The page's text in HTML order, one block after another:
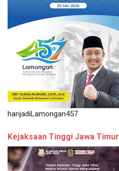
harijadiLamongan457
Kejaksaan Tinggi Jawa Timur